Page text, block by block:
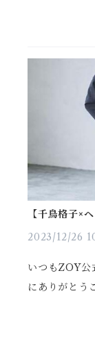
ます。2023
【千鳥格子×
2023/12/26
いつもZOY公
にありがとう